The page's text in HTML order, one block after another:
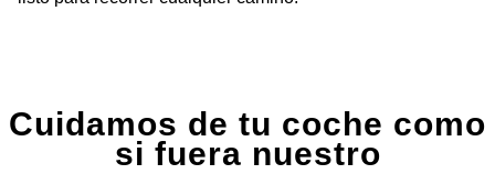
Cuidamos de tu coche como
si fuera nuestro